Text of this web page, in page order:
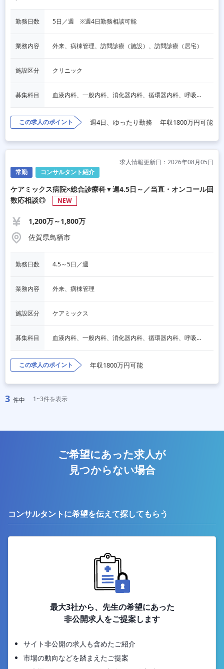
勤務日数 5日／週　※週4日勤務相談可能
業務内容 外来、病棟管理、訪問診療（施設）、訪問診療（居宅）
施設区分 クリニック
募集科目 血液内科、一般内科、消化器内科、循環器内科、呼吸器内科、脳神経内科、内分泌内科、老人内科、一般外科、消化器外科、その他
この求人のポイント 週4日、ゆったり勤務 年収1800万円可能
常勤 コンサルタント紹介
求人情報更新日：2026年08月05日
ケアミックス病院×総合診療科▼週4.5日～／当直・オンコール回
数応相談◎
NEW
1,200万～1,800万
佐賀県鳥栖市
勤務日数 4.5～5日／週
業務内容 外来、病棟管理
施設区分 ケアミックス
募集科目 血液内科、一般内科、消化器内科、循環器内科、呼吸器内科、脳神経内科、内分泌内科、老人内科、一般外科、消化器外科、その他
この求人のポイント 年収1800万円可能
3 件中 1~3件を表示
ご希望にあった求人が
見つからない場合
コンサルタントに希望を伝えて探してもらう
最大3社から、先生の希望にあった
非公開求人をご提案します
サイト非公開の求人も含めたご紹介
市場の動向などを踏まえたご提案